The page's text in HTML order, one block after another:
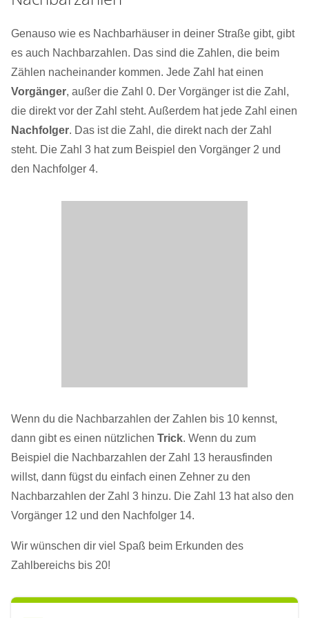
Genauso wie es Nachbarhäuser in deiner Straße gibt, gibt
es auch Nachbarzahlen. Das sind die Zahlen, die beim
Zählen nacheinander kommen. Jede Zahl hat einen
Vorgänger, außer die Zahl 0. Der Vorgänger ist die Zahl,
die direkt vor der Zahl steht. Außerdem hat jede Zahl einen
Nachfolger. Das ist die Zahl, die direkt nach der Zahl
steht. Die Zahl 3 hat zum Beispiel den Vorgänger 2 und
den Nachfolger 4.
Wenn du die Nachbarzahlen der Zahlen bis 10 kennst,
dann gibt es einen nützlichen Trick. Wenn du zum
Beispiel die Nachbarzahlen der Zahl 13 herausfinden
willst, dann fügst du einfach einen Zehner zu den
Nachbarzahlen der Zahl 3 hinzu. Die Zahl 13 hat also den
Vorgänger 12 und den Nachfolger 14.
Wir wünschen dir viel Spaß beim Erkunden des
Zahlbereichs bis 20!